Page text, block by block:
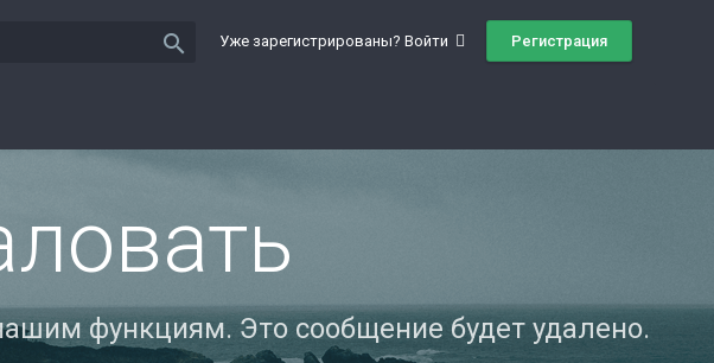
Уже зарегистрированы? Войти Регистрация
search
функциям. Это сообщение будет удалено.